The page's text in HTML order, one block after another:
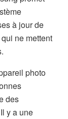
à jour de
ne mettent
photo
des
y a une